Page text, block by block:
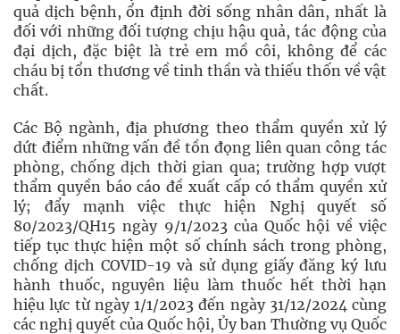
quả dịch bệnh, ổn định đời sống nhân dân, nhất là
đối với những đối tượng chịu hậu quả, tác động của
đại dịch, đặc biệt là trẻ em mồ côi, không để các
cháu bị tổn thương về tinh thần và thiếu thốn về vật
chất.
Các Bộ ngành, địa phương theo thẩm quyền xử lý
dứt điểm những vấn đề tồn đọng liên quan công tác
phòng, chống dịch thời gian qua; trường hợp vượt
thẩm quyền báo cáo đề xuất cấp có thẩm quyền xử
lý; đẩy mạnh việc thực hiện Nghị quyết số
80/2023/QH15 ngày 9/1/2023 của Quốc hội về việc
tiếp tục thực hiện một số chính sách trong phòng,
chống dịch COVID-19 và sử dụng giấy đăng ký lưu
hành thuốc, nguyên liệu làm thuốc hết thời hạn
hiệu lực từ ngày 1/1/2023 đến ngày 31/12/2024 cùng
các nghị quyết của Quốc hội, Ủy ban Thường vụ Quốc